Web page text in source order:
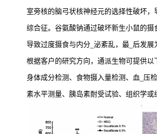
室旁核的脑弓状核神经元的选择性破坏，
综合征。谷氨酸钠通过破坏新生小鼠的摄
导致过度摄食与内分_泌紊乱，最_后发展
根据客户的研究方向，通派生物可提供以
身体成分检测、食物摄入量检测、血_压
素水平测量、胰岛素耐受试验、组织学或